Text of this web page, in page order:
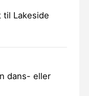
til Lakeside
dans- eller